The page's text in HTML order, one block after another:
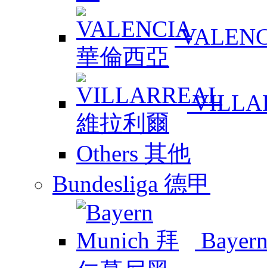
Others 其他
Bundesliga 德甲